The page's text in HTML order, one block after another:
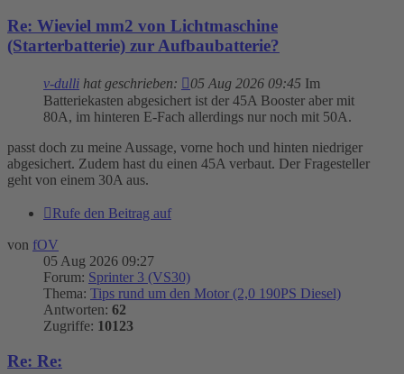
Re: Wieviel mm2 von Lichtmaschine
(Starterbatterie) zur Aufbaubatterie?
v-dulli hat geschrieben: 05 Aug 2026 09:45 Im
Batteriekasten abgesichert ist der 45A Booster aber mit
80A, im hinteren E-Fach allerdings nur noch mit 50A.
passt doch zu meine Aussage, vorne hoch und hinten niedriger
abgesichert. Zudem hast du einen 45A verbaut. Der Fragesteller
geht von einem 30A aus.
Rufe den Beitrag auf
von fOV
05 Aug 2026 09:27
Forum: Sprinter 3 (VS30)
Thema: Tips rund um den Motor (2,0 190PS Diesel)
Antworten: 62
Zugriffe: 10123
Re: Re: